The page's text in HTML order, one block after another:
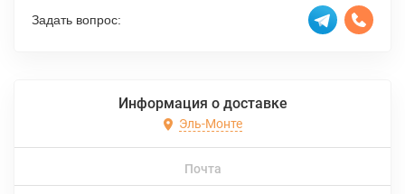
Задать вопрос:
Информация о доставке
Эль-Монте
Почта